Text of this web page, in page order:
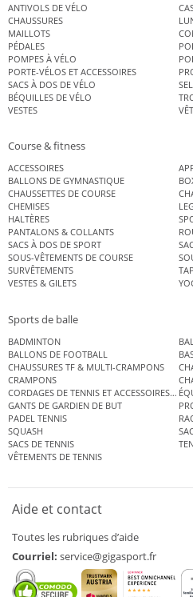
ANTIVOLS DE VÉLO
CHAUSSURES
MAILLOTS
PÉDALES
POMPES À VÉLO
PORTE-VÉLOS ET ACCESSOIRES
SACS À DOS DE VÉLO
BÉQUILLES DE VÉLO
VESTES
Course & fitness
ACCESSOIRES
BALLONS DE GYMNASTIQUE
CHAUSSETTES DE COURSE
CHEMISES
HALTÈRES
PANTALONS & COLLANTS
SACS À DOS DE SPORT
SOUS-VÊTEMENTS DE COURSE
SURVÊTEMENTS
VESTES & GILETS
Sports de balle
BADMINTON
BALLONS DE FOOTBALL
CHAUSSURES TF & MULTI-CRAMPONS
CRAMPONS
CORDAGES DE TENNIS ET ACCESSOIRES DE
GANTS DE GARDIEN DE BUT
PADEL TENNIS
SQUASH
SACS DE TENNIS
VÊTEMENTS DE TENNIS
Aide et contact
Toutes les rubriques d’aide
Courriel: service@gigasport.fr